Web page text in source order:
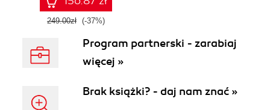
249.00zł (-37%)
Program partnerski - zarabiaj
więcej »
Brak książki? - daj nam znać »